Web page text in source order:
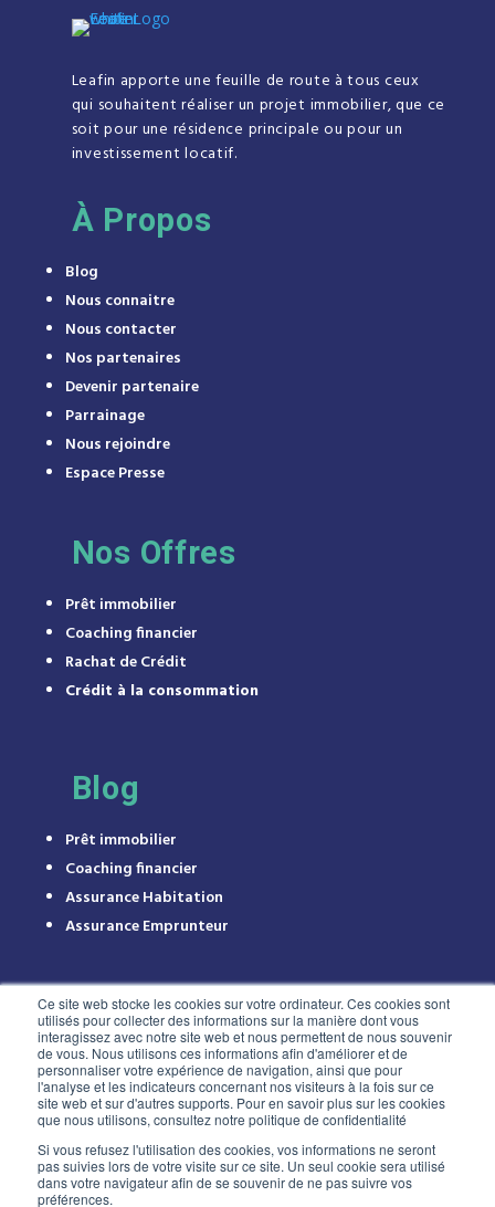
Ce site web stocke les cookies sur votre ordinateur. Ces cookies sont
utilisés pour collecter des informations sur la manière dont vous
interagissez avec notre site web et nous permettent de nous souvenir
de vous. Nous utilisons ces informations afin d'améliorer et de
personnaliser votre expérience de navigation, ainsi que pour
l'analyse et les indicateurs concernant nos visiteurs à la fois sur ce
site web et sur d'autres supports. Pour en savoir plus sur les cookies
que nous utilisons, consultez notre politique de confidentialité
Si vous refusez l'utilisation des cookies, vos informations ne seront
pas suivies lors de votre visite sur ce site. Un seul cookie sera utilisé
dans votre navigateur afin de se souvenir de ne pas suivre vos
préférences.
Leafin apporte une feuille de route à tous ceux
qui souhaitent réaliser un projet immobilier, que ce
soit pour une résidence principale ou pour un
investissement locatif.
À Propos
Blog
Nous connaitre
Nous contacter
Nos partenaires
Devenir partenaire
Parrainage
Nous rejoindre
Espace Presse
Nos Offres
Prêt immobilier
Coaching financier
Rachat de Crédit
Crédit à la consommation
Blog
Prêt immobilier
Coaching financier
Assurance Habitation
Assurance Emprunteur
© Copyright 2025 Leafin.fr|Mention Légales|Plan